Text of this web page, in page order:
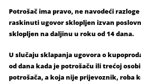
Potrošač ima pravo, ne navodeći
raskinuti ugovor sklopljen izvan
sklopljen na daljinu u roku od 14 dana.
U slučaju sklapanja ugovora o
od dana kada je potrošaču ili trećoj
potrošača, a koja nije prijevoznik, roba